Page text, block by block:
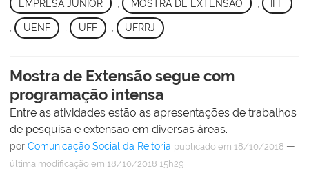
EMPRESA JÚNIOR MOSTRA DE EXTENSÃO IFF
, UENF , UFF , UFRRJ
Mostra de Extensão segue com
programação intensa
Entre as atividades estão as apresentações de trabalhos
de pesquisa e extensão em diversas áreas.
por Comunicação Social da Reitoria publicado em 18/10/2018 —
última modificação em 18/10/2018 15h29